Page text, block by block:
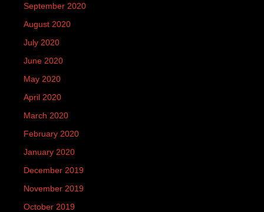
September 2020
August 2020
July 2020
June 2020
May 2020
April 2020
March 2020
February 2020
January 2020
December 2019
November 2019
October 2019